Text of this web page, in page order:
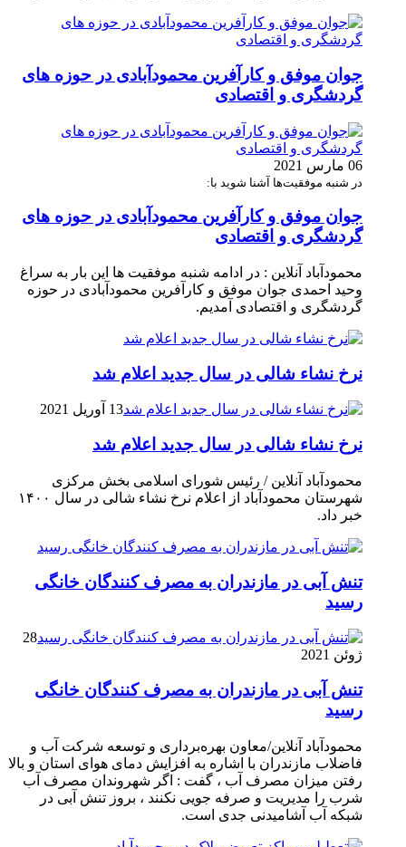
جوان موفق و کارآفرین محمودآبادی در حوزه های
گردشگری و اقتصادی
06 مارس 2021
در شنبه موفقیت‌ها آشنا شوید با:
جوان موفق و کارآفرین محمودآبادی در حوزه های
گردشگری و اقتصادی
محمودآباد آنلاین : در ادامه شنبه موفقیت ها این بار به سراغ
وحید احمدی جوان موفق و کارآفرین محمودآبادی در حوزه
گردشگری و اقتصادی آمدیم.
نرخ نشاء شالی در سال جدید اعلام شد
13 آوریل 2021
نرخ نشاء شالی در سال جدید اعلام شد
محمودآباد آنلاین / رئیس شورای اسلامی بخش مرکزی
شهرستان محمودآباد از اعلام نرخ نشاء شالی در سال ۱۴۰۰
خبر داد.
تنش آبی در مازندران به مصرف كنندگان خانگی
رسيد
28
ژوئن 2021
تنش آبی در مازندران به مصرف كنندگان خانگی
رسيد
محمودآباد آنلاین/معاون بهره‌برداری و توسعه شرکت آب و
فاضلاب مازندران با اشاره به افزایش دمای هوای استان و بالا
رفتن میزان مصرف آب ، گفت : اگر شهروندان مصرف آب
شرب را مدیریت و صرفه جویی نکنند ، بروز تنش آبی در
شبکه آب آشامیدنی جدی است.